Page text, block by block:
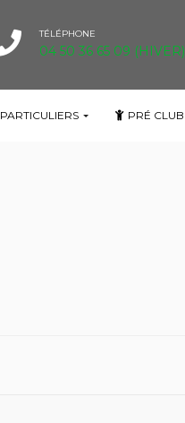
TÉLÉPHONE
04 50 36 65 09 (HIVER)
PRÉ CLUB